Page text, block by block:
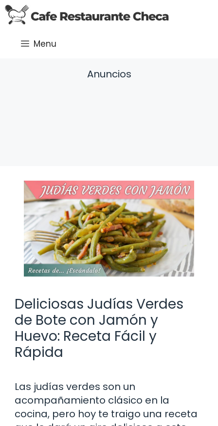
Saltar
al
Menu
Anuncios
Deliciosas Judías Verdes
de Bote con Jamón y
Huevo: Receta Fácil y
Rápida
Las judías verdes son un
acompañamiento clásico en la
cocina, pero hoy te traigo una receta